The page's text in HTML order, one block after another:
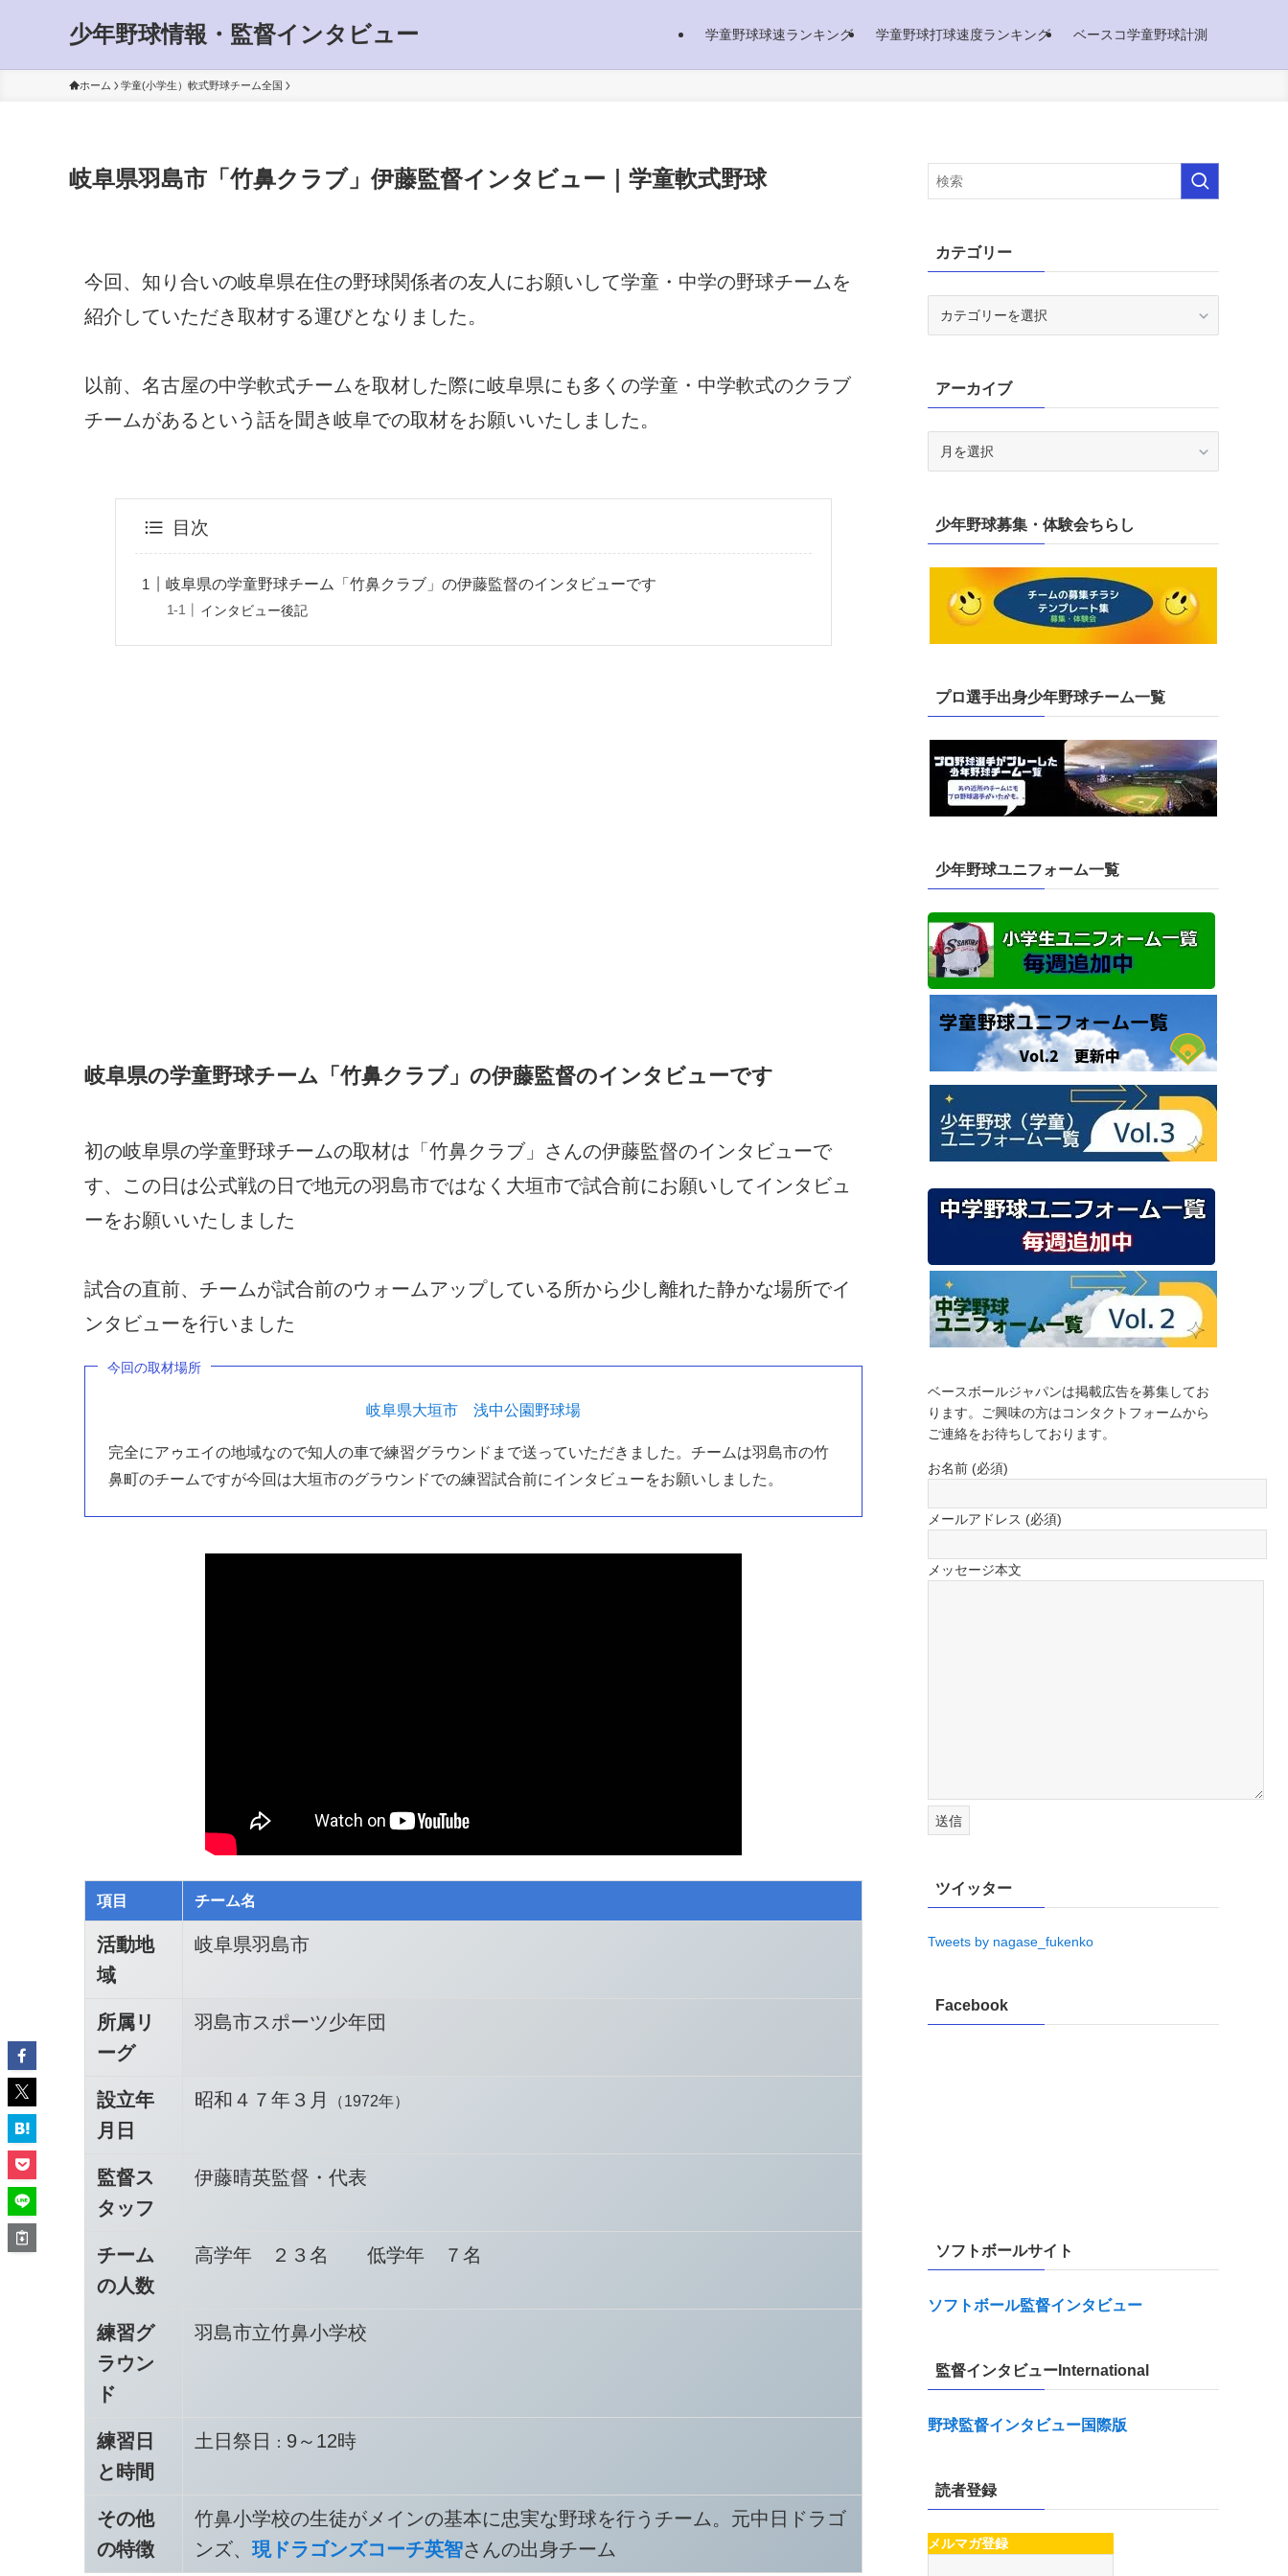
少年野球情報・監督インタビュー 学童野球球速ランキング 学童野球打球速度ランキング ベースコ学童野球計測
ホーム 学童(小学生）軟式野球チーム全国
岐阜県羽島市「竹鼻クラブ」伊藤監督インタビュー｜学童軟式野球
今回、知り合いの岐阜県在住の野球関係者の友人にお願いして学童・中学の野球チームを
紹介していただき取材する運びとなりました。
以前、名古屋の中学軟式チームを取材した際に岐阜県にも多くの学童・中学軟式のクラブ
チームがあるという話を聞き岐阜での取材をお願いいたしました。
目次
岐阜県の学童野球チーム「竹鼻クラブ」の伊藤監督のインタビューです
インタビュー後記
岐阜県の学童野球チーム「竹鼻クラブ」の伊藤監督のインタビューです
初の岐阜県の学童野球チームの取材は「竹鼻クラブ」さんの伊藤監督のインタビューで
す、この日は公式戦の日で地元の羽島市ではなく大垣市で試合前にお願いしてインタビュ
ーをお願いいたしました
試合の直前、チームが試合前のウォームアップしている所から少し離れた静かな場所でイ
ンタビューを行いました
今回の取材場所
岐阜県大垣市 浅中公園野球場
完全にアゥエイの地域なので知人の車で練習グラウンドまで送っていただきました。チームは羽島市の竹
鼻町のチームですが今回は大垣市のグラウンドでの練習試合前にインタビューをお願いしました。
項目 チーム名
活動地
域
岐阜県羽島市
所属リ
ーグ
羽島市スポーツ少年団
設立年
月日
昭和４７年３月 （1972年）
監督ス
タッフ
伊藤晴英監督・代表
チーム
の人数
高学年 ２３名 低学年 ７名
練習グ
ラウン
ド
羽島市立竹鼻小学校
練習日
と時間
土日祭日 ： 9～12時
その他
の特徴
竹鼻小学校の生徒がメインの基本に忠実な野球を行うチーム。元中日ドラゴ
ンズ、 現ドラゴンズコーチ英智さんの出身チーム
カテゴリー
ーアーカイブ
ブ少年野球募集・体験会ちらし
プロ選手出身少年野球チーム一覧
少年野球ユニフォーム一覧
ベースボールジャパンは掲載広告を募集してお
ります。ご興味の方はコンタクトフォームから
ご連絡をお待ちしております。
お名前 (必須)
メールアドレス (必須)
メッセージ本文
ツイッター
Tweets by nagase_fukenko
Facebook
ソフトボールサイト
ソフトボール監督インタビュー
監督インタビューInternational
野球監督インタビュー国際版
読者登録
メルマガ登録